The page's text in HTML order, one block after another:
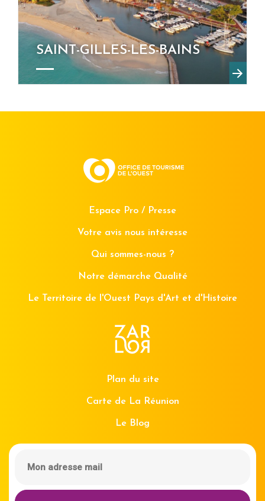
SAINT-GILLES-LES-BAINS
Espace Pro / Presse
Votre avis nous intéresse
Qui sommes-nous ?
Notre démarche Qualité
Le Territoire de l'Ouest Pays d'Art et d'Histoire
Plan du site
Carte de La Réunion
Le Blog